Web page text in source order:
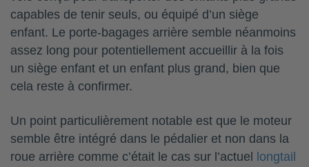
capables de tenir seuls, ou équipé d’un siège
enfant. Le porte-bagages arrière semble néanmoins
assez long pour potentiellement accueillir à la fois
un siège enfant et un enfant plus grand, bien que
cela reste à confirmer.
Un point particulièrement notable est que le moteur
semble être intégré dans le pédalier et non dans la
roue arrière comme c’était le cas sur l’actuel
longtail